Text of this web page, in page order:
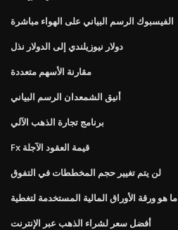
الفيسبوك الرسم البياني على الهواء مباشرة
دولار نيوزيلندي إلى الدولار نذل
مقارنة الأسهم متعددة
أنيق الشمعدان الرسم البياني
برنامج تجارة الذهب الآلي
Fx قيمة العقود الآجلة
لن يتم تغيير حجم المخططات في التفوق
ما هو ورقة الأوراق المالية المستخدمة لتغطية
أفضل سعر لشراء الذهب عبر الإنترنت